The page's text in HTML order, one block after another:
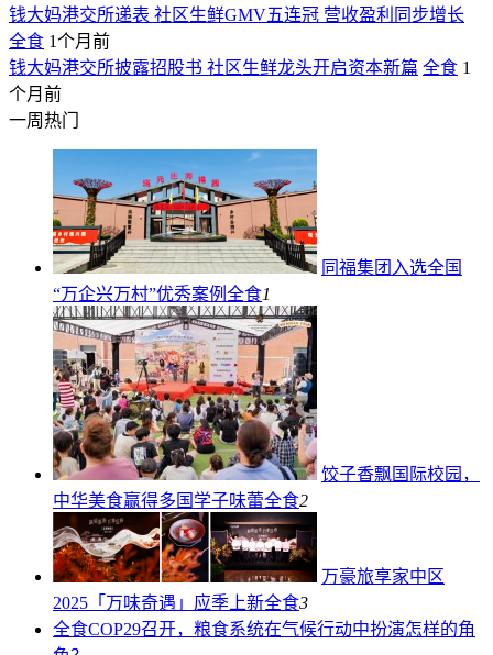
钱大妈港交所递表 社区生鲜GMV五连冠 营收盈利同步增长
全食 1个月前
钱大妈港交所披露招股书 社区生鲜龙头开启资本新篇 全食 1
个月前
一周热门
同福集团入选全国
“万企兴万村”优秀案例 全食1
饺子香飘国际校园，
中华美食赢得多国学子味蕾全食2
万豪旅享家中区
2025「万味奇遇」应季上新全食3
全食COP29召开，粮食系统在气候行动中扮演怎样的角